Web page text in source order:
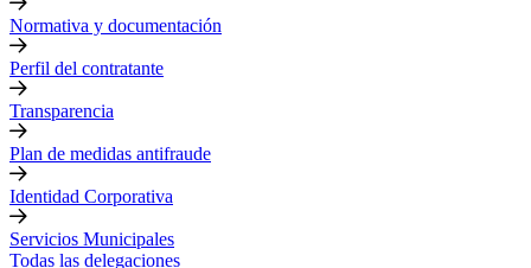
Normativa y documentación
Perfil del contratante
Transparencia
Plan de medidas antifraude
Identidad Corporativa
Servicios Municipales
Todas las delegaciones